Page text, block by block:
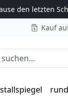
den letzten
Kauf